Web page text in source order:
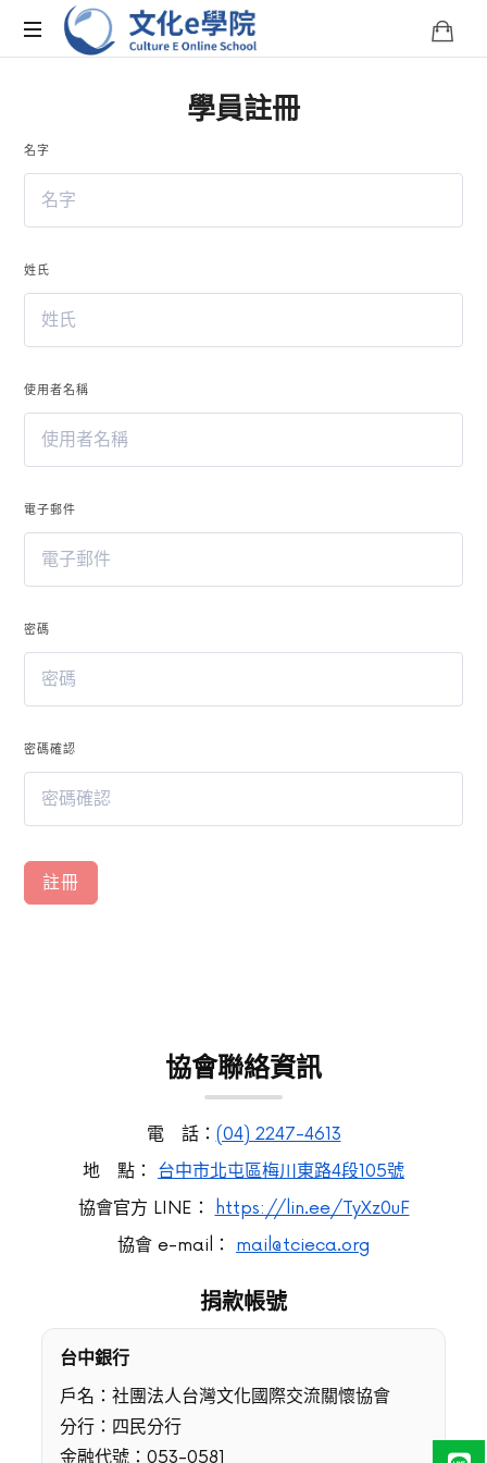
文
學
Culture
E
Online
School
院
是
您
台
灣
文
的
線
上
平
透
過
我
們
程，
探
索
灣，
了
解
多
和
學員註冊
名字
姓氏
使用者名稱
電子郵件
密碼
密碼確認
註冊
協會聯絡資訊
電 話： (04) 2247-4613
地 點： 台中市北屯區梅川東路4段105號
協會官方 LINE： https://lin.ee/TyXz0uF
協會 e-mail： mail@tcieca.org
捐款帳號
台中銀行
戶名：社團法人台灣文化國際交流關懷協會
分行：四民分行
金融代號：053-0581